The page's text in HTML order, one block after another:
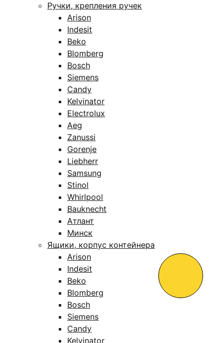
Ручки, крепления ручек
Arison
Indesit
Beko
Blomberg
Bosch
Siemens
Candy
Kelvinator
Electrolux
Aeg
Zanussi
Gorenje
Liebherr
Samsung
Stinol
Whirlpool
Bauknecht
Атлант
Минск
Ящики, корпус контейнера
Arison
Indesit
Beko
Blomberg
Bosch
Siemens
Candy
Kelvinator